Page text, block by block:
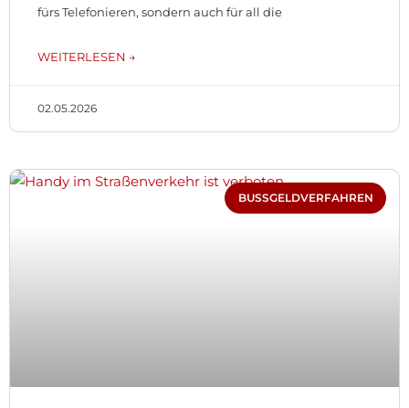
fürs Telefonieren, sondern auch für all die
WEITERLESEN →
02.05.2026
BUSSGELDVERFAHREN